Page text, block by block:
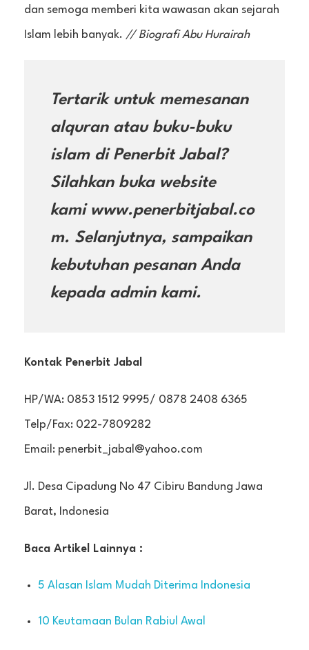
dan semoga memberi kita wawasan akan sejarah
Islam lebih banyak. // Biografi Abu Hurairah
Tertarik untuk memesanan
alquran atau buku-buku
islam di Penerbit Jabal?
Silahkan buka website
kami www.penerbitjabal.co
m. Selanjutnya, sampaikan
kebutuhan pesanan Anda
kepada admin kami.
Kontak Penerbit Jabal
HP/WA: 0853 1512 9995/ 0878 2408 6365
Telp/Fax: 022-7809282
Email: penerbit_jabal@yahoo.com
Jl. Desa Cipadung No 47 Cibiru Bandung Jawa
Barat, Indonesia
Baca Artikel Lainnya :
5 Alasan Islam Mudah Diterima Indonesia
10 Keutamaan Bulan Rabiul Awal